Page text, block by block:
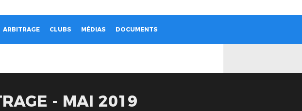
ARBITRAGE CLUBS MÉDIAS DOCUMENTS
- MAI 2019